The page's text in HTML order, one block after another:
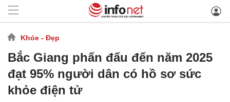
Khỏe - Đẹp
Bắc Giang phấn đấu đến năm 2025
đạt 95% người dân có hồ sơ sức
khỏe điện tử